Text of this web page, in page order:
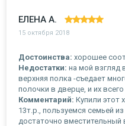
ЕЛЕНА А.
15 октября 2018
Достоинства: хорошее
Недостатки: на мой взгляд
верхняя полка -съедает
полочки в дверце, и их
Комментарий: Купили этот
13т.р., пользуемся семьей
достаточно вместительный